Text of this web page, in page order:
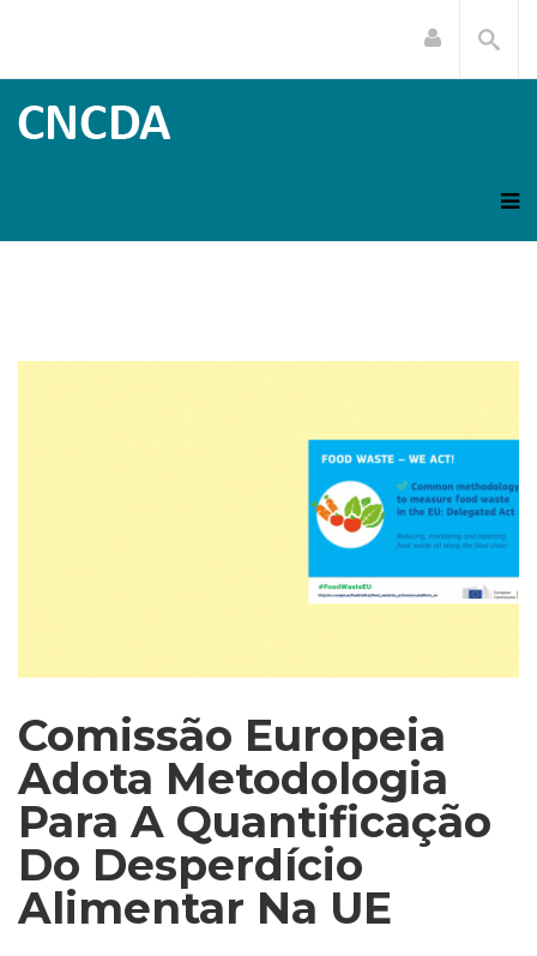
Comissão Europeia
Adota Metodologia
Para A Quantificação
Do Desperdício
Alimentar Na UE